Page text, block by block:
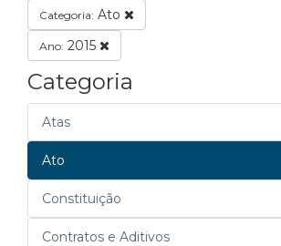
Categoria: Ato
Ano: 2015
Categoria
Atas
Ato
Constituição
Contratos e Aditivos